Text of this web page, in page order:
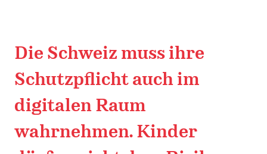
Die Schweiz muss ihre
Schutzpflicht auch im
digitalen Raum
wahrnehmen. Kinder